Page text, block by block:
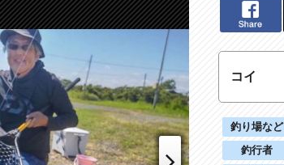
コイ
釣り場など
釣行者